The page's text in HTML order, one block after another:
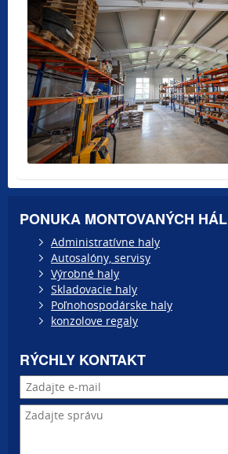
PONUKA MONTOVANÝCH HÁL
Administratívne haly
Autosalóny, servisy
Výrobné haly
Skladovacie haly
Poľnohospodárske haly
konzolove regaly
RÝCHLY KONTAKT